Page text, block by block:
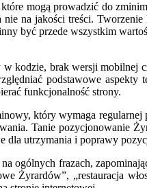
mogą prowadzić do
na jakości treści.
być przede wszystkim
kodzie, brak wersji
podstawowe
funkcjonalność strony.
który wymaga
Tanie pozycjonowanie
dla utrzymania i poprawy
ogólnych frazach,
Żyrardów”, „restauracja